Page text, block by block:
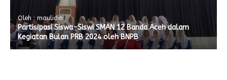
Oleh : maulidin
Partisipasi Siswa-Siswi SMAN 12 Banda Aceh dalam
Kegiatan Bulan PRB 2024 oleh BNPB